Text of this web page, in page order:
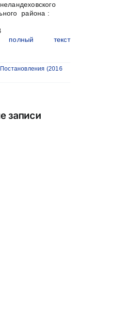
района :
полный текст
Постановления (2016
записи